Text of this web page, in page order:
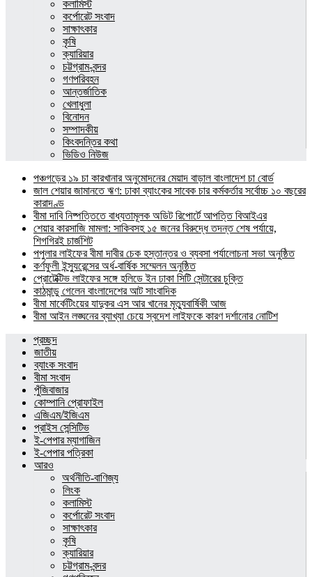
কলামিস্ট
কর্পোরেট সংবাদ
সাক্ষাৎকার
কৃষি
ক্যারিয়ার
চট্টগ্রাম-বন্দর
গণপরিবহন
আন্তর্জাতিক
খেলাধুলা
বিনোদন
সম্পাদকীয়
কিংবদন্তির কথা
ভিডিও নিউজ
পঞ্চগড়ের ১৯ চা কারখানার অনুমোদনের মেয়াদ বাড়াল বাংলাদেশ চা বোর্ড
জাল শেয়ার জামানতে ঋণ: ঢাকা ব্যাংকের সাবেক চার কর্মকর্তার সর্বোচ্চ ১০ বছরের
কারাদণ্ড
বীমা দাবি নিষ্পত্তিতে বাধ্যতামূলক অডিট রিপোর্টে আপত্তি বিআইএর
শেয়ার কারসাজি মামলা: সাকিবসহ ১৫ জনের বিরুদ্ধে তদন্ত শেষ পর্যায়ে,
শিগগিরই চার্জশিট
পপুলার লাইফের বীমা দাবীর চেক হস্তান্তর ও ব্যবসা পর্যালোচনা সভা অনুষ্ঠিত
কর্ণফুলী ইন্স্যুরেন্সের অর্ধ-বার্ষিক সম্মেলন অনুষ্ঠিত
প্রোটেক্টিভ লাইফের সঙ্গে হলিডে ইন ঢাকা সিটি সেন্টারের চুক্তি
কাঠমান্ডু গেলেন বাংলাদেশের আট সাংবাদিক
বীমা মার্কেটিংয়ের যাদুকর এস আর খানের মৃত্যুবার্ষিকী আজ
বীমা আইন লঙ্ঘনের ব্যাখ্যা চেয়ে স্বদেশ লাইফকে কারণ দর্শানোর নোটিশ
প্রচ্ছদ
জাতীয়
ব্যাংক সংবাদ
বীমা সংবাদ
পুঁজিবাজার
কোম্পানি প্রোফাইল
এজিএম/ইজিএম
প্রাইস সেন্সিটিভ
ই-পেপার ম্যাগাজিন
ই-পেপার পত্রিকা
আরও
অর্থনীতি-বাণিজ্য
লিংক
কলামিস্ট
কর্পোরেট সংবাদ
সাক্ষাৎকার
কৃষি
ক্যারিয়ার
চট্টগ্রাম-বন্দর